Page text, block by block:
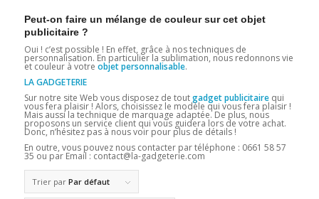
Peut-on faire un mélange de couleur sur cet objet
publicitaire ?
Oui ! c’est possible ! En effet, grâce à nos techniques de
personnalisation. En particulier la sublimation, nous redonnons vie
et couleur à votre objet personnalisable.
LA GADGETERIE
Sur notre site Web vous disposez de toutgadget publicitairequi
vous fera plaisir ! Alors, choisissez le modèle qui vous fera plaisir !
Mais aussi la technique de marquage adaptée. De plus, nous
proposons un service client qui vous guidera lors de votre achat.
Donc, n’hésitez pas à nous voir pour plus de détails !
En outre, vous pouvez nous contacter par téléphone : 0661 58 57
35 ou par Email : contact@la-gadgeterie.com
Trier par Par défaut